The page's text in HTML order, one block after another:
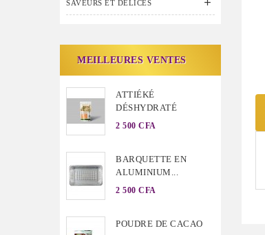
SAVEURS ET DELICES 
MEILLEURES VENTES
ATTIÉKÉ
DÉSHYDRATÉ
2 500 CFA
BARQUETTE EN
ALUMINIUM...
2 500 CFA
POUDRE DE CACAO